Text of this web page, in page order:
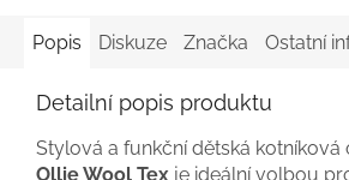
Popis Diskuze Značka Ostatní
Detailní popis produktu
Stylová a funkční dětská kotníková
Ollie Wool Tex je ideální volbou